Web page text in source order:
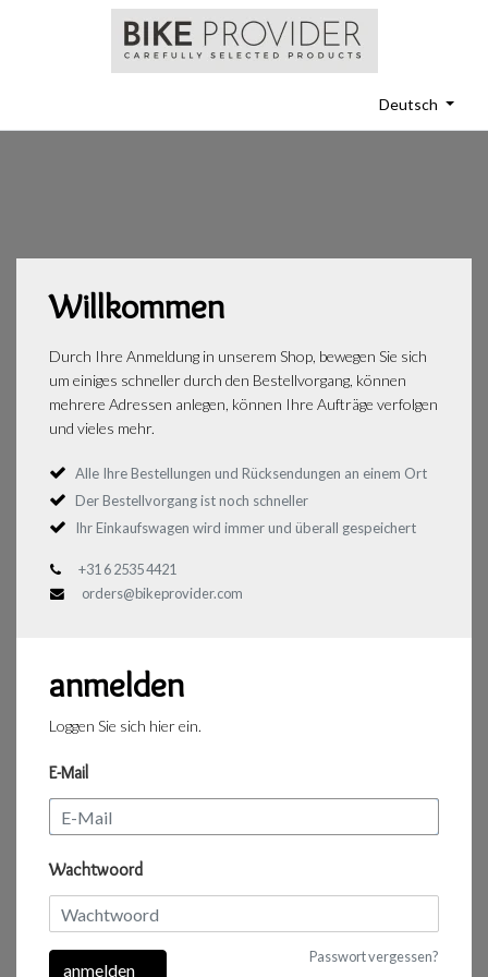
Deutsch
Willkommen
Durch Ihre Anmeldung in unserem Shop, bewegen Sie sich
um einiges schneller durch den Bestellvorgang, können
mehrere Adressen anlegen, können Ihre Aufträge verfolgen
und vieles mehr.
Alle Ihre Bestellungen und Rücksendungen an einem Ort
Der Bestellvorgang ist noch schneller
Ihr Einkaufswagen wird immer und überall gespeichert
+31 6 2535 4421
orders@bikeprovider.com
anmelden
Loggen Sie sich hier ein.
E-Mail
Wachtwoord
Passwort vergessen?
anmelden